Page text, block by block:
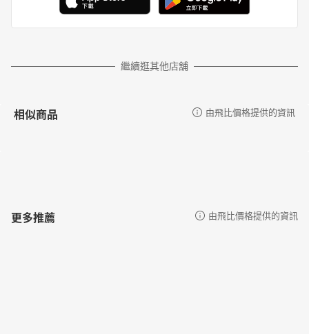
繼續逛其他店舖
相似商品 由飛比價格提供的資訊
更多推薦 由飛比價格提供的資訊